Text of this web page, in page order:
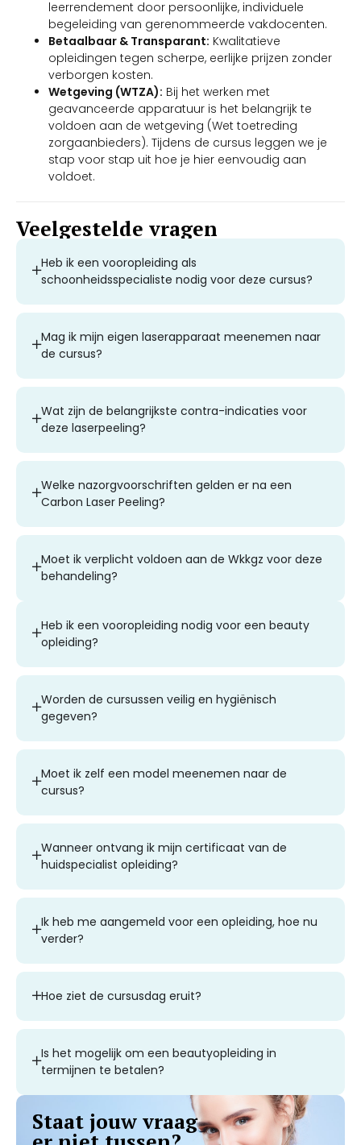
leerrendement door persoonlijke, individuele
begeleiding van gerenommeerde vakdocenten.
Betaalbaar & Transparant: Kwalitatieve
opleidingen tegen scherpe, eerlijke prijzen zonder
verborgen kosten.
Wetgeving (WTZA): Bij het werken met
geavanceerde apparatuur is het belangrijk te
voldoen aan de wetgeving (Wet toetreding
zorgaanbieders). Tijdens de cursus leggen we je
stap voor stap uit hoe je hier eenvoudig aan
voldoet.
Veelgestelde vragen
Heb ik een vooropleiding als
schoonheidsspecialiste nodig voor deze cursus?
Mag ik mijn eigen laserapparaat meenemen naar
de cursus?
Wat zijn de belangrijkste contra-indicaties voor
deze laserpeeling?
Welke nazorgvoorschriften gelden er na een
Carbon Laser Peeling?
Moet ik verplicht voldoen aan de Wkkgz voor deze
behandeling?
Heb ik een vooropleiding nodig voor een beauty
opleiding?
Worden de cursussen veilig en hygiënisch
gegeven?
Moet ik zelf een model meenemen naar de
cursus?
Wanneer ontvang ik mijn certificaat van de
huidspecialist opleiding?
Ik heb me aangemeld voor een opleiding, hoe nu
verder?
Hoe ziet de cursusdag eruit?
Is het mogelijk om een beautyopleiding in
termijnen te betalen?
Staat jouw vraag